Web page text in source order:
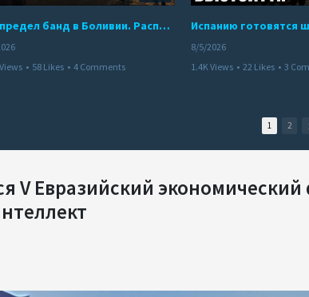
Беспредел банд в Боливии. Расправы над наркоторговцами
• 58 Likes • 4 Comments
8/5/2026
1.4K Views • 22 Likes • 3
1 2
V Евразийский